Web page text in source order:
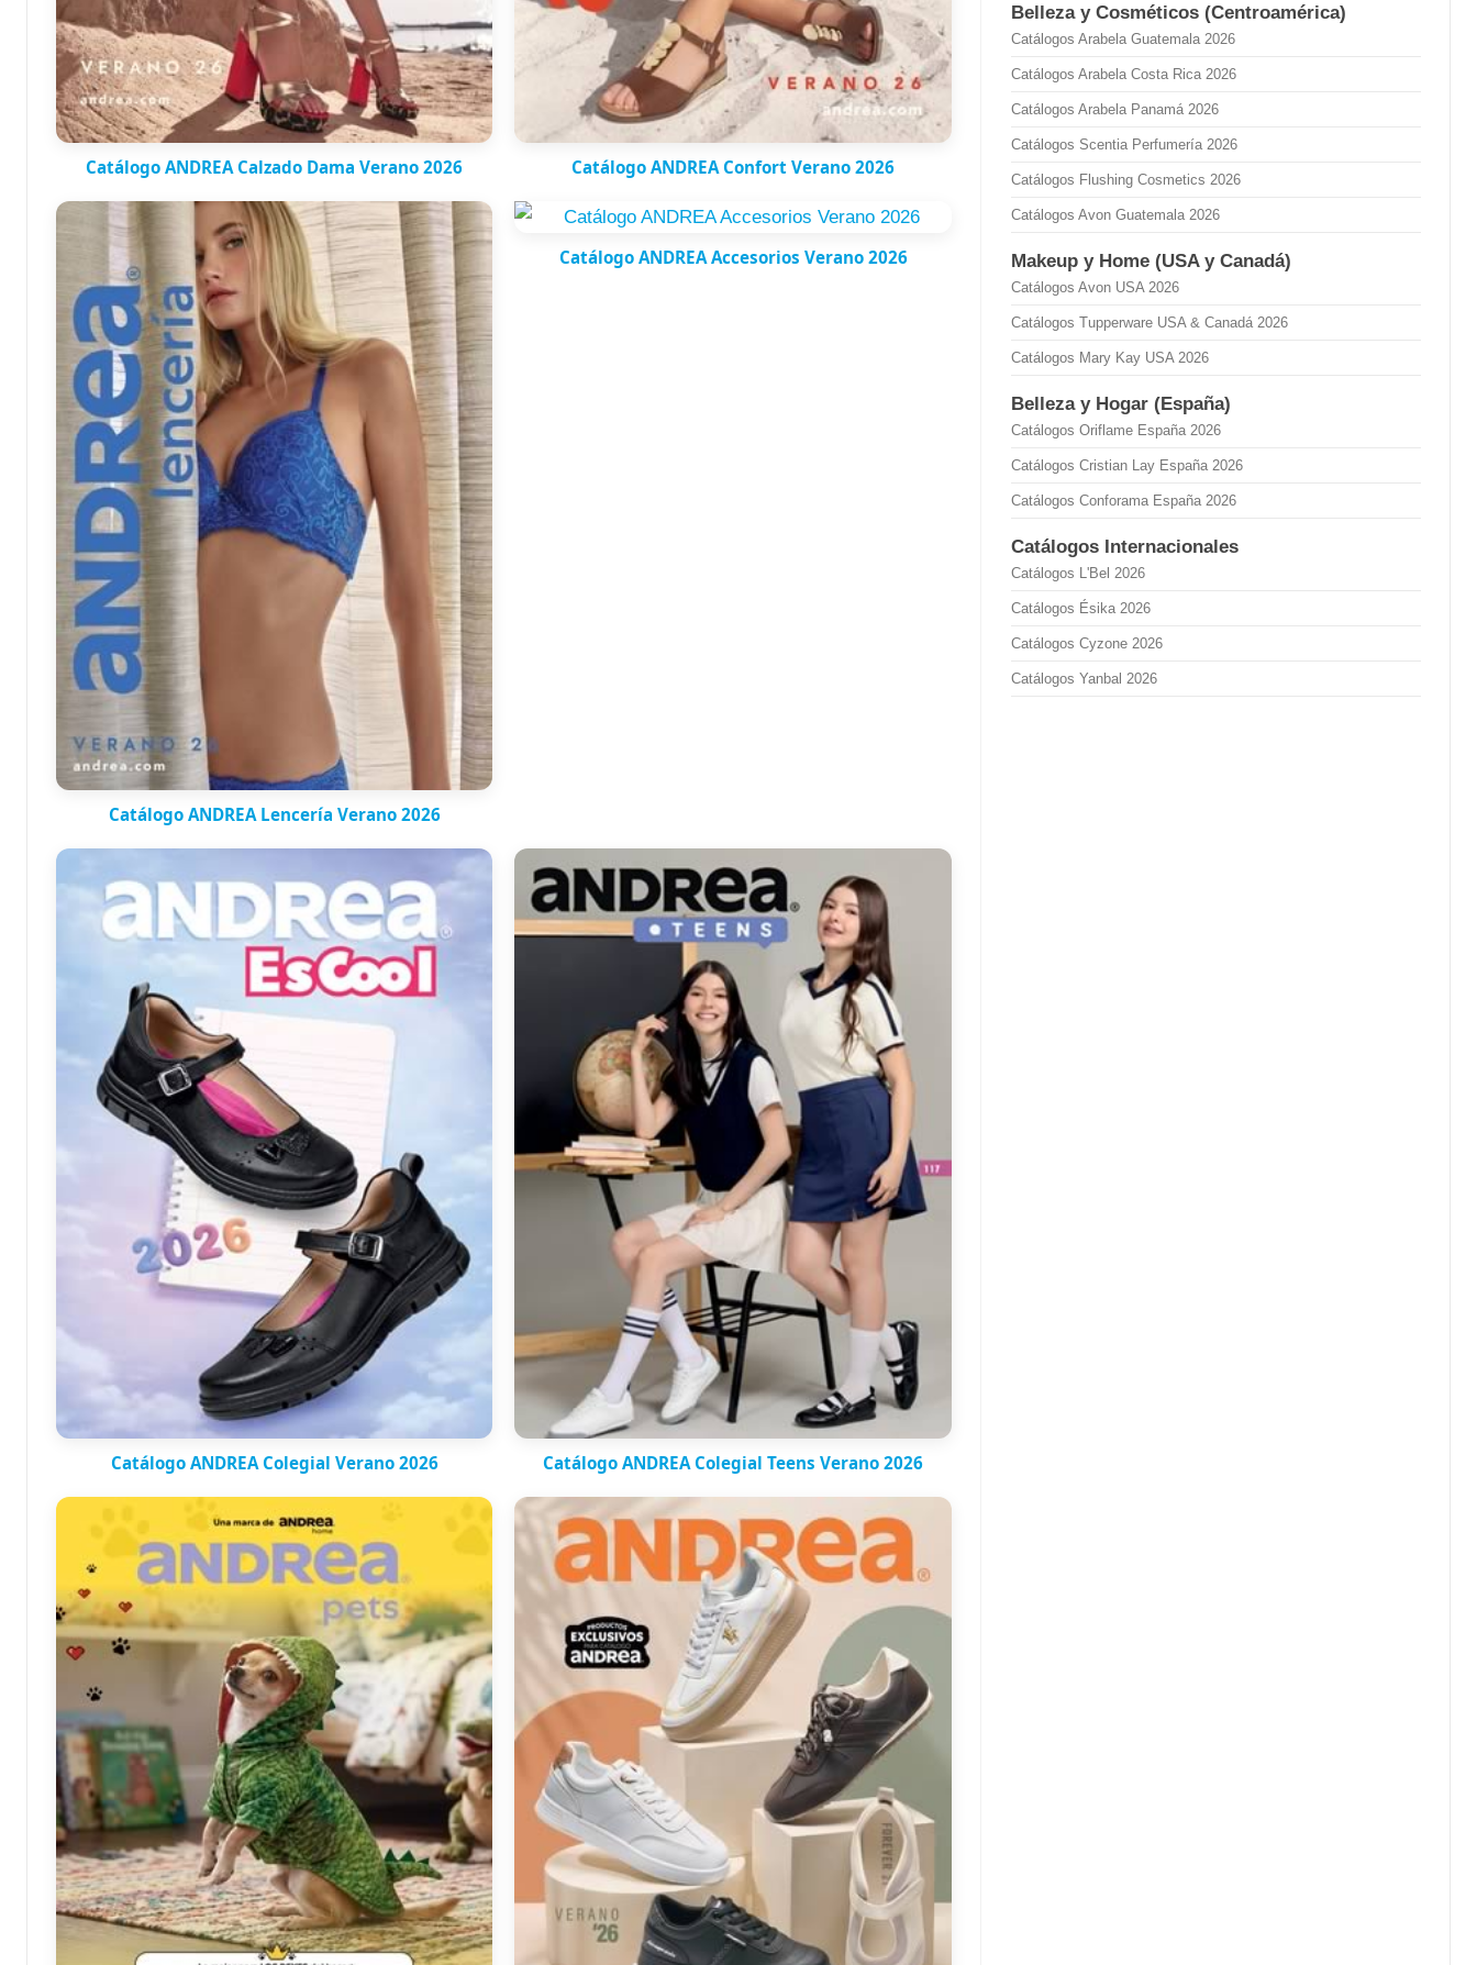
Catálogo ANDREA Calzado Dama Verano 2026 Catálogo ANDREA Confort Verano 2026
Catálogo ANDREA Lencería Verano 2026
Catálogo ANDREA Accesorios Verano 2026
Catálogo ANDREA Colegial Verano 2026 Catálogo ANDREA Colegial Teens Verano 2026
Belleza y Cosméticos (Centroamérica)
Catálogos Arabela Guatemala 2026
Catálogos Arabela Costa Rica 2026
Catálogos Arabela Panamá 2026
Catálogos Scentia Perfumería 2026
Catálogos Flushing Cosmetics 2026
Catálogos Avon Guatemala 2026
Makeup y Home (USA y Canadá)
Catálogos Avon USA 2026
Catálogos Tupperware USA & Canadá 2026
Catálogos Mary Kay USA 2026
Belleza y Hogar (España)
Catálogos Oriflame España 2026
Catálogos Cristian Lay España 2026
Catálogos Conforama España 2026
Catálogos Internacionales
Catálogos L'Bel 2026
Catálogos Ésika 2026
Catálogos Cyzone 2026
Catálogos Yanbal 2026